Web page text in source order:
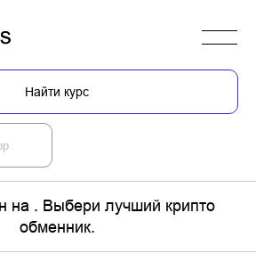
Найти курс
на . Выбери лучший крипто
обменник.